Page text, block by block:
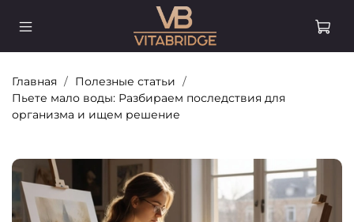
Главная
Полезные статьи
Пьете мало воды: Разбираем последствия для
организма и ищем решение